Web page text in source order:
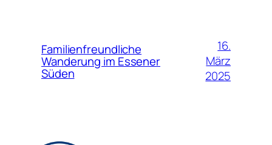
Familienfreundliche
Wanderung im Essener
Süden
16.
März
2025